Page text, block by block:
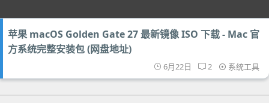
苹果 macOS Golden Gate 27 最新镜像 ISO 下载 - Mac 官
方系统完整安装包 (网盘地址)
6月22日 2 系统工具